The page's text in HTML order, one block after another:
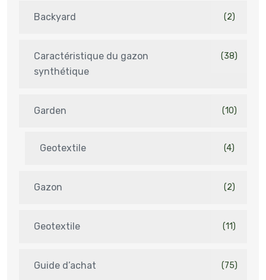
Backyard (2)
Caractéristique du gazon
synthétique
(38)
Garden (10)
Geotextile (4)
Gazon (2)
Geotextile (11)
Guide d’achat (75)